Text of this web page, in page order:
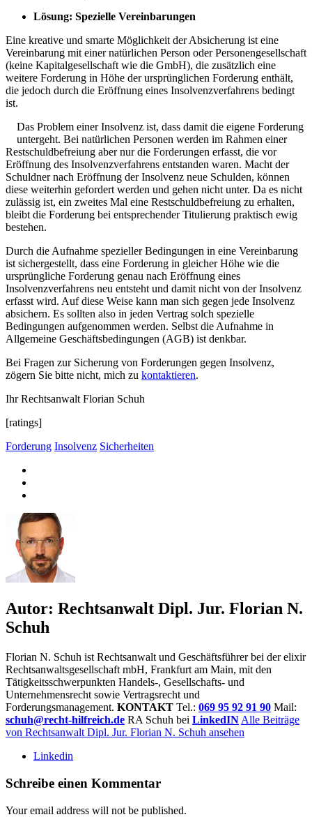
Lösung: Spezielle Vereinbarungen
Eine kreative und smarte Möglichkeit der Absicherung ist eine
Vereinbarung mit einer natürlichen Person oder Personengesellschaft
(keine Kapitalgesellschaft wie die GmbH), die zusätzlich eine
weitere Forderung in Höhe der ursprünglichen Forderung enthält,
die jedoch durch die Eröffnung eines Insolvenzverfahrens bedingt
ist.
Das Problem einer Insolvenz ist, dass damit die eigene Forderung
untergeht. Bei natürlichen Personen werden im Rahmen einer
Restschuldbefreiung aber nur die Forderungen erfasst, die vor
Eröffnung des Insolvenzverfahrens entstanden waren. Macht der
Schuldner nach Eröffnung der Insolvenz neue Schulden, können
diese weiterhin gefordert werden und gehen nicht unter. Da es nicht
zulässig ist, ein zweites Mal eine Restschuldbefreiung zu erhalten,
bleibt die Forderung bei entsprechender Titulierung praktisch ewig
bestehen.
Durch die Aufnahme spezieller Bedingungen in eine Vereinbarung
ist sichergestellt, dass eine Forderung in gleicher Höhe wie die
ursprüngliche Forderung genau nach Eröffnung eines
Insolvenzverfahrens neu entsteht und damit nicht von der Insolvenz
erfasst wird. Auf diese Weise kann man sich gegen jede Insolvenz
absichern. Es sollten also in jeden Vertrag solch spezielle
Bedingungen aufgenommen werden. Selbst die Aufnahme in
Allgemeine Geschäftsbedingungen (AGB) ist denkbar.
Bei Fragen zur Sicherung von Forderungen gegen Insolvenz,
zögern Sie bitte nicht, mich zu kontaktieren.
Ihr Rechtsanwalt Florian Schuh
[ratings]
Forderung Insolvenz Sicherheiten
Autor: Rechtsanwalt Dipl. Jur. Florian N.
Schuh
Florian N. Schuh ist Rechtsanwalt und Geschäftsführer bei der elixir
Rechtsanwaltsgesellschaft mbH, Frankfurt am Main, mit den
Tätigkeitsschwerpunkten Handels-, Gesellschafts- und
Unternehmensrecht sowie Vertragsrecht und
Forderungsmanagement. KONTAKT Tel.: 069 95 92 91 90 Mail:
schuh@recht-hilfreich.de RA Schuh bei LinkedIN Alle Beiträge
von Rechtsanwalt Dipl. Jur. Florian N. Schuh ansehen
Linkedin
Schreibe einen Kommentar
Your email address will not be published.